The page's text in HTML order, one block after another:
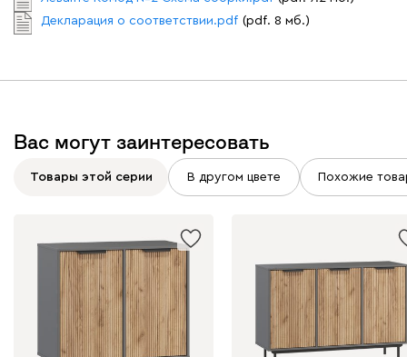
Декларация о соответствии.pdf (pdf. 8 мб.)
Вас могут заинтересовать
Товары этой серии В другом цвете Похожие